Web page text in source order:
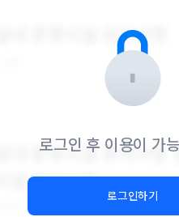
로그인 후 이용이 가
로그인하기